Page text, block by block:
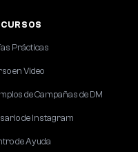
Prácticas
en Video
de Campañas de DM
de Instagram
de Ayuda